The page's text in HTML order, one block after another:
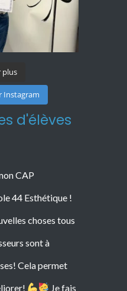
plus
Instagram
d'élèves
CAP
44 Esthétique !
choses tous
sont à
Cela permet
Je fais